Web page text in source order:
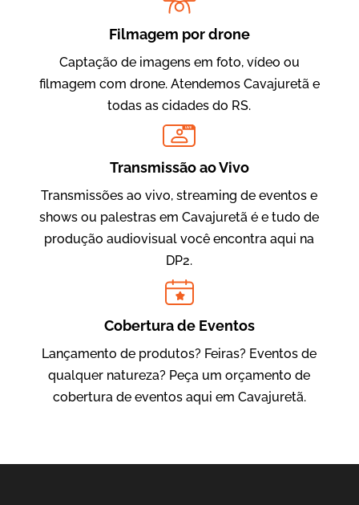
Evolucional
Vídeos para Treinamentos
IBCC
Vídeo Institucional
Filmagem por drone
Captação de imagens em foto, vídeo ou
filmagem com drone. Atendemos Cavajuretã e
todas as cidades do RS.
LIVE
Transmissão ao Vivo
Transmissões ao vivo, streaming de eventos e
shows ou palestras em Cavajuretã é e tudo de
produção audiovisual você encontra aqui na
DP2.
Cobertura de Eventos
Lançamento de produtos? Feiras? Eventos de
qualquer natureza? Peça um orçamento de
cobertura de eventos aqui em Cavajuretã.